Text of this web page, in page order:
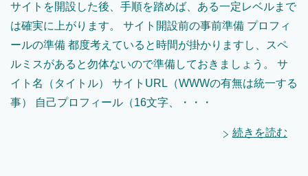
サイトを開設した後、手順を踏めば、ある一定レベルまで
は確実に上がります。 サイト開設前の事前準備 プロフィ
ールの準備 都度考えていると時間が掛かりますし、スペ
ルミスがあると勿体ないので準備しておきましょう。 サ
イト名（タイトル） サイトURL（WWWの有無は統一する
事） 自己プロフィール（16文字、・・・
続きを読む